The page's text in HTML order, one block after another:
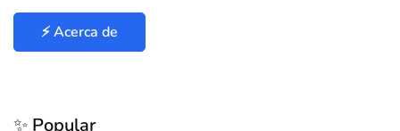
⚡ Acerca de
✨ Popular